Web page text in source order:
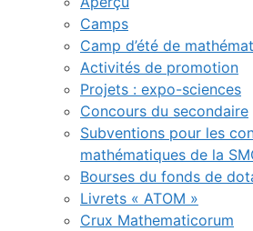
Camps
Camp d’été de
Activités de promotion
Projets : expo-sciences
Concours du secondaire
Subventions pour les
mathématiques de la
Bourses du fonds de
Livrets « ATOM »
Crux Mathematicorum